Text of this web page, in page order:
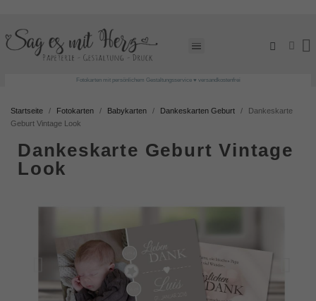
Fotokarten mit persönlichem Gestaltungsservice ♥ versandkostenfrei
Startseite Fotokarten Babykarten Dankeskarten Geburt
Dankeskarte
Geburt Vintage Look
Dankeskarte Geburt Vintage
Look